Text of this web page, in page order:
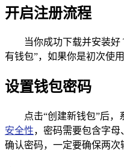
开启注册流程
当你成功下载并安装
有钱包”，如果你是初次使
设置钱包密码
点击“创建新钱包”后
安全性，密码需要包含字
确认密码，一定要确保两次